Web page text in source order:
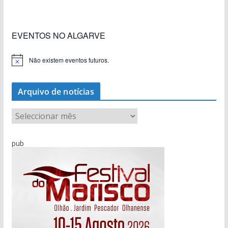
EVENTOS NO ALGARVE
Não existem eventos futuros.
Arquivo de notícias
r
q
pub